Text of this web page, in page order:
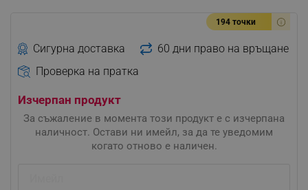
194 точки
Сигурна доставка
60 дни право на връщане
Проверка на пратка
Изчерпан продукт
За съжаление в момента този продукт е с изчерпана
наличност. Остави ни имейл, за да те уведомим
когато отново е наличен.